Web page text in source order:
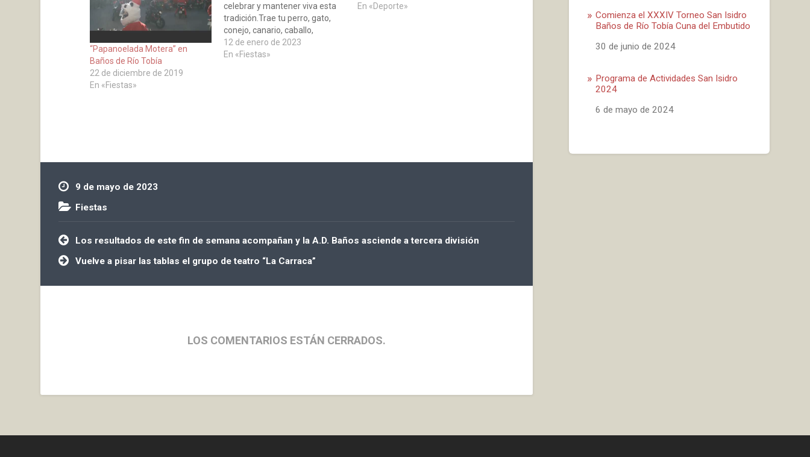
“Papanoelada Motera” en
Baños de Río Tobía
22 de diciembre de 2019
En «Fiestas»
celebrar y mantener viva esta
tradición.Trae tu perro, gato,
conejo, canario, caballo,
cordero, cabrito, gallo,
cerdo....Todos serán bien
12 de enero de 2023
En «Fiestas»
En «Deporte»
9 de mayo de 2023
Fiestas
Navegación
de
entradas
Los resultados de este fin de semana acompañan y la A.D. Baños asciende a tercera división
Vuelve a pisar las tablas el grupo de teatro “La Carraca”
LOS COMENTARIOS ESTÁN CERRADOS.
Comienza el XXXIV Torneo San Isidro
Baños de Río Tobía Cuna del Embutido
Fecha
30 de junio de 2024
Programa de Actividades San Isidro
2024
Fecha
6 de mayo de 2024